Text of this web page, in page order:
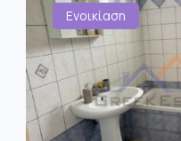
Ενοικίαση